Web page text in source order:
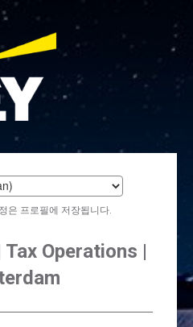
은 프로필에 저장됩니다.
Operations |